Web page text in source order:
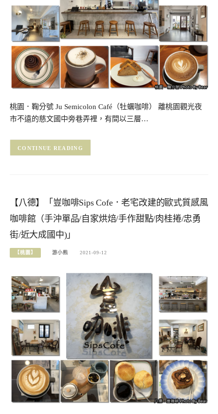
桃園．鞠分號 Ju Semicolon Café（牡蠣咖啡） 離桃園觀光夜
市不遠的慈文國中旁巷弄裡，有間以三層…
CONTINUE READING
【八德】「豈咖啡Sips Cofe．老宅改建的歐式質感風
咖啡館（手沖單品/自家烘焙/手作甜點/肉桂捲/忠勇
街/近大成國中)」
【桃園】 游小熊 2021-09-12